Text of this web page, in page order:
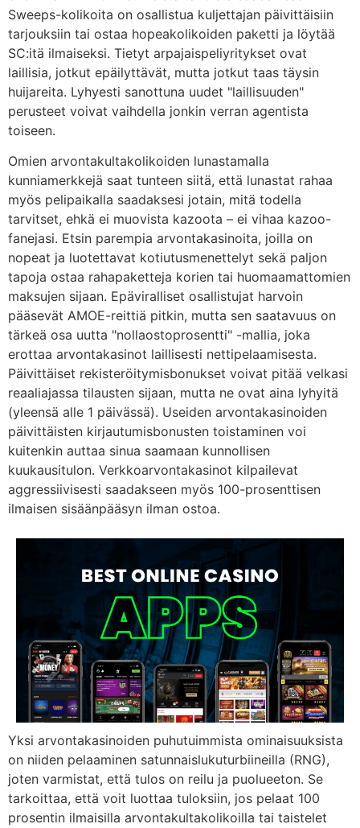
Sweeps-kolikoita on osallistua kuljettajan päivittäisiin
tarjouksiin tai ostaa hopeakolikoiden paketti ja löytää
SC:itä ilmaiseksi. Tietyt arpajaispeliyritykset ovat
laillisia, jotkut epäilyttävät, mutta jotkut taas täysin
huijareita. Lyhyesti sanottuna uudet "laillisuuden"
perusteet voivat vaihdella jonkin verran agentista
toiseen.
Omien arvontakultakolikoiden lunastamalla
kunniamerkkejä saat tunteen siitä, että lunastat rahaa
myös pelipaikalla saadaksesi jotain, mitä todella
tarvitset, ehkä ei muovista kazoota – ei vihaa kazoo-
fanejasi. Etsin parempia arvontakasinoita, joilla on
nopeat ja luotettavat kotiutusmenettelyt sekä paljon
tapoja ostaa rahapaketteja korien tai huomaamattomien
maksujen sijaan. Epäviralliset osallistujat harvoin
pääsevät AMOE-reittiä pitkin, mutta sen saatavuus on
tärkeä osa uutta "nollaostoprosentti" -mallia, joka
erottaa arvontakasinot laillisesti nettipelaamisesta.
Päivittäiset rekisteröitymisbonukset voivat pitää velkasi
reaaliajassa tilausten sijaan, mutta ne ovat aina lyhyitä
(yleensä alle 1 päivässä). Useiden arvontakasinoiden
päivittäisten kirjautumisbonusten toistaminen voi
kuitenkin auttaa sinua saamaan kunnollisen
kuukausitulon. Verkkoarvontakasinot kilpailevat
aggressiivisesti saadakseen myös 100-prosenttisen
ilmaisen sisäänpääsyn ilman ostoa.
Yksi arvontakasinoiden puhutuimmista ominaisuuksista
on niiden pelaaminen satunnaislukuturbiineilla (RNG),
joten varmistat, että tulos on reilu ja puolueeton. Se
tarkoittaa, että voit luottaa tuloksiin, jos pelaat 100
prosentin ilmaisilla arvontakultakolikoilla tai taistelet